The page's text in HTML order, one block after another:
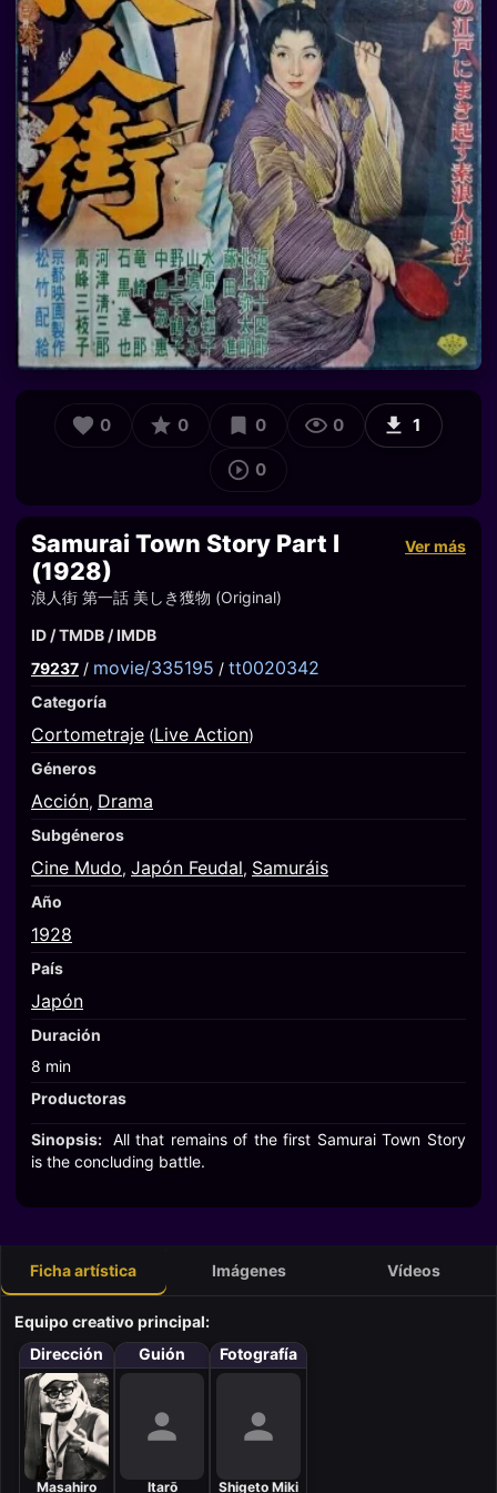
0 0 0 0 1
0
Samurai Town Story Part I
(1928)
Ver más
浪人街 第一話 美しき獲物 (Original)
ID / TMDB / IMDB
79237 / movie/335195 / tt0020342
Categoría
Cortometraje (Live Action)
Géneros
Acción, Drama
Subgéneros
Cine Mudo, Japón Feudal, Samuráis
Año
1928
País
Japón
Duración
8 min
Productoras
Sinopsis: All that remains of the first Samurai Town Story
is the concluding battle.
Ficha artística Imágenes Vídeos
Equipo creativo principal:
Dirección
Masahiro
Guión
Itarō
Fotografía
Shigeto Miki